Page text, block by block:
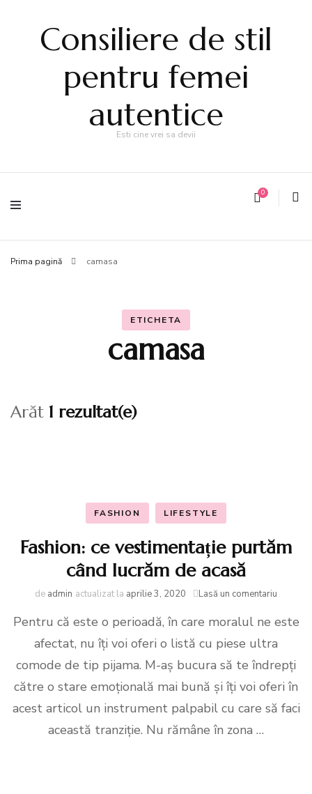
Consiliere de stil
pentru femei
autentice
Esti cine vrei sa devii
0
Prima pagină camasa
ETICHETA
camasa
Arăt 1 rezultat(e)
FASHION LIFESTYLE
Fashion: ce vestimentație purtăm
când lucrăm de acasă
de admin actualizat la aprilie 3, 2020 Lasă un comentariu
ce
purtăm
când
lucrăm
de
acasă
Pentru că este o perioadă, în care moralul ne este
afectat, nu îți voi oferi o listă cu piese ultra
comode de tip pijama. M-aș bucura să te îndrepți
către o stare emoțională mai bună și îți voi oferi în
acest articol un instrument palpabil cu care să faci
această tranziție. Nu rămâne în zona …